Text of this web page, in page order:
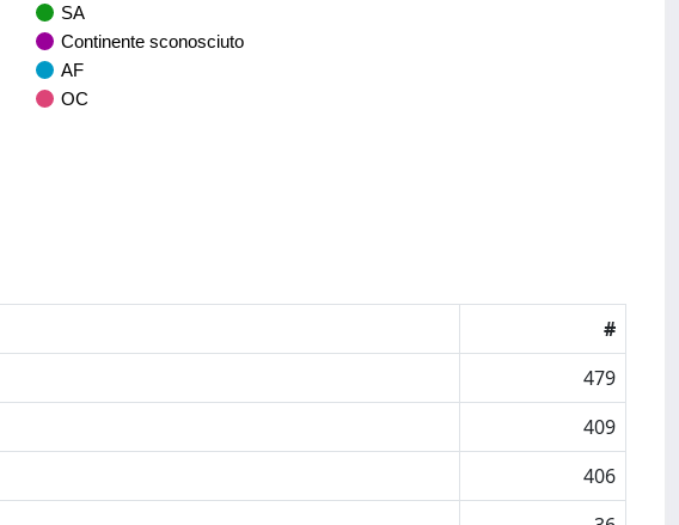
SA
Continente sconosciuto
AF
OC
#
479
409
406